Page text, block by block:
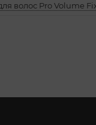
волос Pro Volume